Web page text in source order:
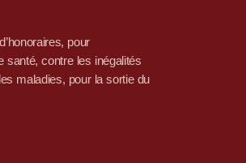
pour
santé, contre les inégalités
maladies, pour la sortie du